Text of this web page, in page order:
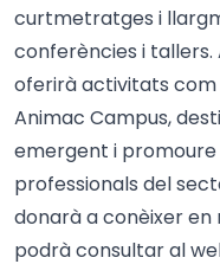
curtmetratges i
conferències i tallers.
oferirà activitats com
Animac Campus,
emergent i
professionals del
donarà a conèixer en
podrà consultar al